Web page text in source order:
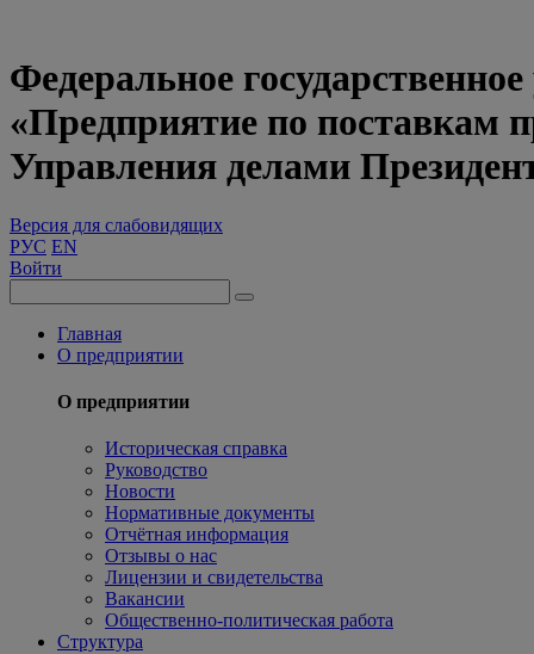
Федеральное
«Предприятие по поставкам
Управления делами
Версия для слабовидящих
РУС EN
Войти
Главная
О предприятии
О предприятии
Историческая справка
Руководство
Новости
Нормативные документы
Отчётная информация
Отзывы о нас
Лицензии и свидетельства
Вакансии
Общественно-политическая работа
Структура